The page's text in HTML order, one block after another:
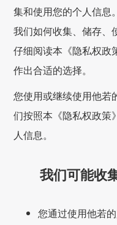
集和使用您的个人信息
我们如何收集、储存、
仔细阅读本《隐私权政
作出合适的选择。
您使用或继续使用他若
们按照本《隐私权政策
人信息。
我们可能收
您通过使用他若